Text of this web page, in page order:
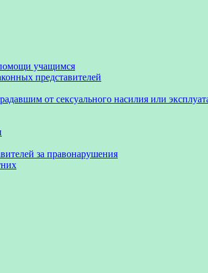
учащимся
представителей
от сексуального насилия или
за правонарушения